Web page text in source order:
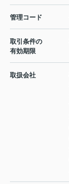
管理コード
取引条件の
有効期限
取扱会社